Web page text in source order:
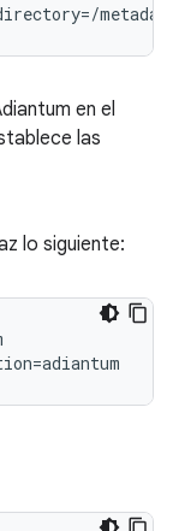
en el
las
lo siguiente: